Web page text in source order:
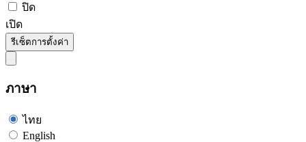
ปิด
เปิด
รีเซ็ตการตั้งค่า
ภาษา
ไทย
English